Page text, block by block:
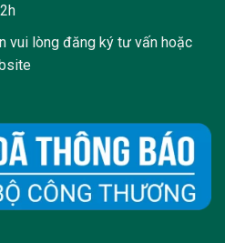
vui lòng đăng ký tư vấn hoặc